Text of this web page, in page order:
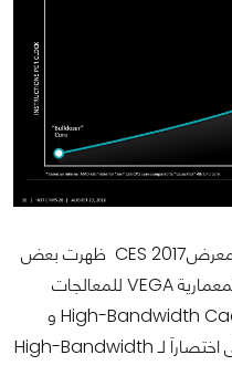
خلال الكلمة التى ألقاها السيد مارك بمعرضCES 2017 ظهرت بعض
الشرائح التى تمتلك الاضافة الجديدة لمعمارية VEGA للمعالجات
الرسويمة و هى HBC التى تعنى High-Bandwidth Cache و
المتحكم الخاص بها HBCC و التى تاتى اختصاراَ لـ High-Bandwidth